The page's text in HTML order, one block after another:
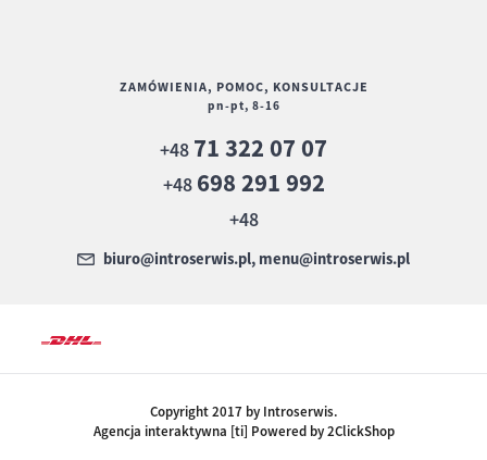
ZAMÓWIENIA, POMOC, KONSULTACJE
pn-pt, 8-16
+48 71 322 07 07
+48 698 291 992
+48
biuro@introserwis.pl, menu@introserwis.pl
Copyright 2017 by Introserwis.
Agencja interaktywna [ti] Powered by 2ClickShop